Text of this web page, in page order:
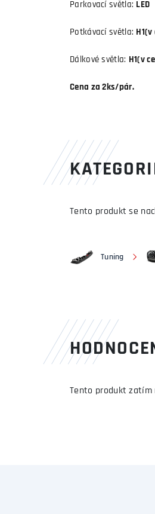
Parkovací světla: LED
Potkávací světla: H1(v
Dálkové světla: H1(v
Cena za 2ks/pár.
Tento produkt se
Tuning
Tento produkt zatím